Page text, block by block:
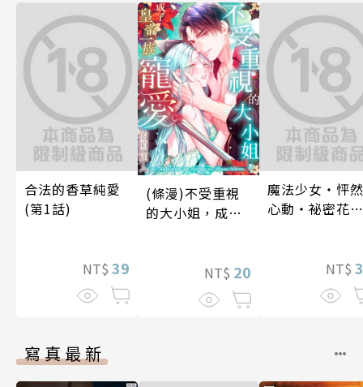
合法的香草純愛
(第1話)
NT$ 39
(條漫)不受重視
的大小姐，成了
NT$ 20
魔法少女・怦然
心動・祕密花招
NT$
寫真最新